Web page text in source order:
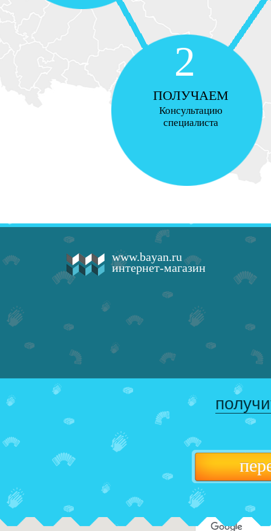
2
ПОЛУЧАЕМ
Консультацию
специалиста
www.bayan.ru
интернет-магазин